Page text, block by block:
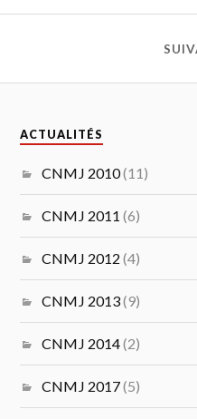
ACTUALITÉS
CNMJ 2010(11)
CNMJ 2011 (6)
CNMJ 2012 (4)
CNMJ 2013(9)
CNMJ 2014(2)
CNMJ 2017(5)